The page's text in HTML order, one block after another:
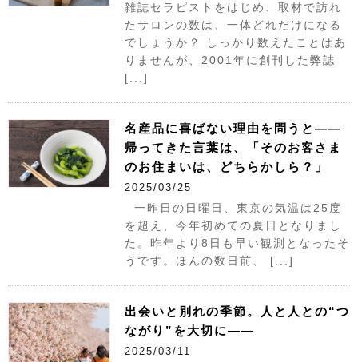
雑誌セラピストをはじめ、取材で訪れ
たサロンの数は、一体どれだけになる
でしょうか？ しっかり数えたことはあ
りませんが、2001年に創刊した弊誌
[...]
名産品に喜ばない理由を問うと――
帰ってきた言葉は、「そのお客さま
のお住まいは、どちらかしら？」
2025/03/25
一昨日の日曜日、東京の気温は25度
を超え、今年初めての夏日となりまし
た。昨年より8日も早い観測となったそ
うです。ほんの数日前、 [...]
出会いと別れの季節。人と人との“つ
ながり”を大切に――
2025/03/11